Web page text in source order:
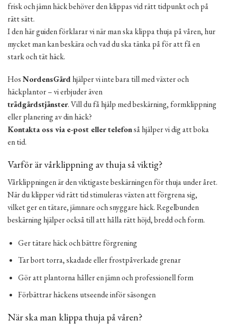
frisk och jämn häck behöver den klippas vid rätt tidpunkt och på
rätt sätt.
I den här guiden förklarar vi när man ska klippa thuja på våren, hur
mycket man kan beskära och vad du ska tänka på för att få en
stark och tät häck.
HosNordensGårdhjälper vi inte bara till med växter och
häckplantor – vi erbjuder även
trädgårdstjänster. Vill du få hjälp med beskärning, formklippning
eller planering av din häck?
Kontakta oss via e-post eller telefonså hjälper vi dig att boka
en tid.
Varför är vårklippning av thuja så viktig?
Vårklippningen är den viktigaste beskärningen för thuja under året.
När du klipper vid rätt tid stimuleras växten att förgrena sig,
vilket ger en tätare, jämnare och snyggare häck. Regelbunden
beskärning hjälper också till att hålla rätt höjd, bredd och form.
Ger tätare häck och bättre förgrening
Tar bort torra, skadade eller frostpåverkade grenar
Gör att plantorna håller en jämn och professionell form
Förbättrar häckens utseende inför säsongen
När ska man klippa thuja på våren?